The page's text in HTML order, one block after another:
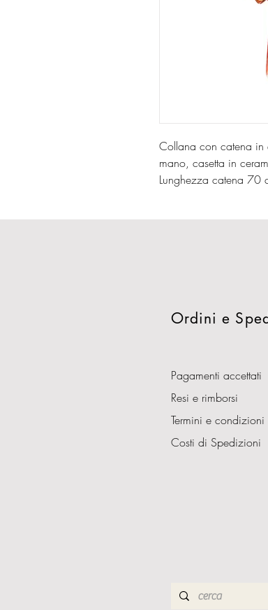
Collana con catena
mano, casetta in
Lunghezza catena 70
Ordini e
Pagamenti accettati
Resi e rimborsi
Termini e condizioni
Costi di Spedizioni